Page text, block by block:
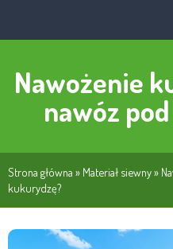
Nawożenie
nawóz
Strona główna » Materiał siewny»
kukurydzę?